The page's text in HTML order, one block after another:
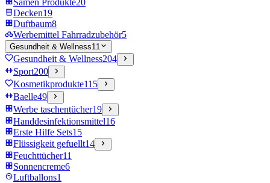
Samen Produkte20
Decken19
Duftbaum8
Werbemittel Fahrradzubehör5
Gesundheit & Wellness11
Gesundheit & Wellness204
Sport200
Kosmetikprodukte115
Baelle49
Werbe taschentücher19
Handdesinfektionsmittel16
Erste Hilfe Sets15
Flüssigkeit gefuellt14
Feuchttücher11
Sonnencreme6
Luftballons1